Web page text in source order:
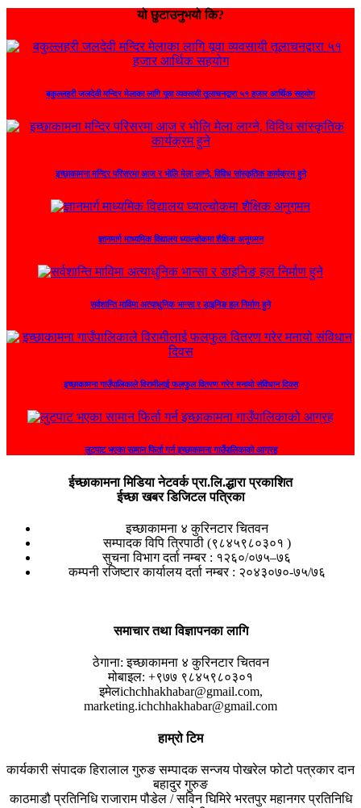
यो छुटाउनुभयो कि?
बकुल्लहरी जलदेवी मन्दिर मेलाका लागि यूवा व्यवसायी तूलाचनद्वारा ५१ हजार आर्थिक सहयोग
इच्छाकामना मन्दिर परिसरमा आज र भोलि मेला लाग्ने, विविध सांस्कृतिक कार्यक्रम हुने
ज्ञानमार्ग माध्यमिक विद्यालय घ्याल्चोकमा शैक्षिक अनुगमन
सर्वशान्ति माविमा अत्याधुनिक भान्सा र डाइनिङ हल निर्माण हुने
इच्छाकामना गाउँपालिकाले विरामीलाई फलफुल वितरण गरेर मनायो संविधान दिवस
लुटपाट भएका सामान फिर्ता गर्न इच्छाकामना गाउँपालिकाको आग्रह
ईच्छाकामना मिडिया नेटवर्क प्रा.लि.द्धारा प्रकाशित
ईच्छा खबर डिजिटल पत्रिका
इच्छाकामना ४ कुरिनटार चितवन
सम्पादक विपि त्रिपाठी (९८४५९८०३०१ )
सुचना विभाग दर्ता नम्बर : १२६०/०७५–७६
कम्पनी रजिष्टार कार्यालय दर्ता नम्बर : २०४३०७०-७५/७६
समाचार तथा विज्ञापनका लागि
ठेगाना: इच्छाकामना ४ कुरिनटार चितवन
मोबाइल: +९७७ ९८४५९८०३०१
इमेलichchhakhabar@gmail.com,
marketing.ichchhakhabar@gmail.com
हाम्रो टिम
कार्यकारी संपादकहिरालाल गुरुङसम्पादकसन्जय पोखरेलफोटो पत्रकारदान
बहादुर गुरुङ
काठमाडौ प्रतिनिधिराजाराम पौडेल / सविन घिमिरेभरतपुर महानगर प्रतिनिधि